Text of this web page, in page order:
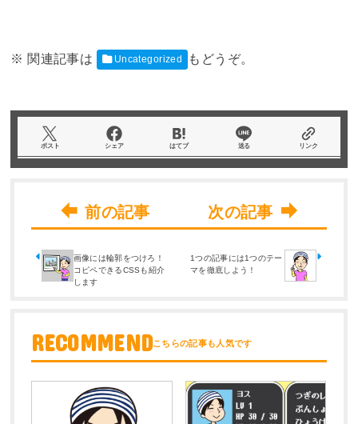
Uncategorized
ポスト シェア はてブ 送る リンク
画像には輪郭をつけろ！
コピペできるCSSも紹介
します
1つの記事には1つのテー
マを徹底しよう！
RECOMMEND